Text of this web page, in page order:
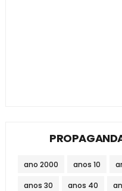
ano 2000 anos 10
anos 30 anos 40